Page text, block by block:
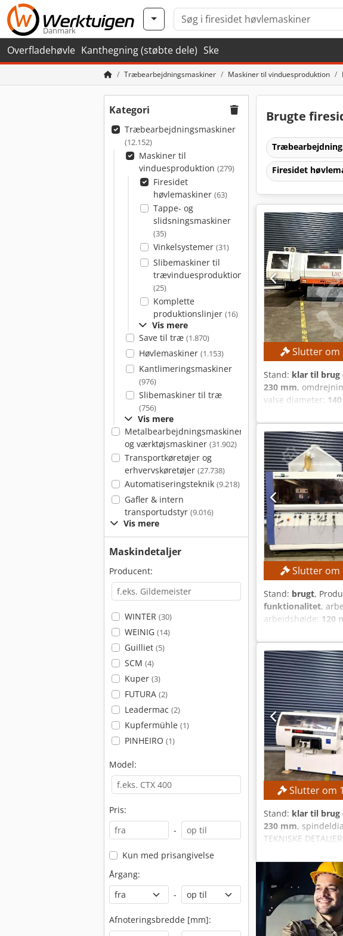
Danmark
Overfladehøvle Kanthegning (støbte dele) Ske
Træbearbejdningsmaskiner Maskiner til vinduesproduktion
Kategori
Træbearbejdningsmaskiner
(12.152)
Maskiner til
vinduesproduktion (279)
Firesidet
høvlemaskiner (63)
Tappe- og
slidsningsmaskiner
(35)
Vinkelsystemer (31)
Slibemaskiner til
trævinduesproduktion
(25)
Komplette
produktionslinjer (16)
Vis mere
Save til træ (1.870)
Høvlemaskiner (1.153)
Kantlimeringsmaskiner
(976)
Slibemaskiner til træ
(756)
Vis mere
Metalbearbejdningsmaskiner
og værktøjsmaskiner (31.902)
Transportkøretøjer og
erhvervskøretøjer (27.738)
Automatiseringsteknik (9.218)
Gafler & intern
transportudstyr (9.016)
Vis mere
Maskindetaljer
Producent:
WINTER (30)
WEINIG (14)
Guilliet (5)
SCM (4)
Kuper (3)
FUTURA (2)
Leadermac (2)
Kupfermühle (1)
PINHEIRO (1)
Model:
Pris:
-
Kun med prisangivelse
Årgang:
-
Afnoteringsbredde [mm]:
Brugte
Firesidet
Slutter om
Stand: klar til brug
230 mm,
valse diameter:
mm
Minimum
Motoreffekt: 7,5
6.500 kg Bemærk:
Slutter om
Stand: brugt,
funktionalitet,
arbejdshøjde: 120
på
mm
værktøjsdiameter,
1. Spindel,
kW 5. Spindel,
Sikring: 64 A
Aszrmptoqqsa
mærkning Bemærk:
Slutter om
Stand: klar til brug
230 mm,
TEKNISKE
mm
(venstre): 11 kW
UDSTYR